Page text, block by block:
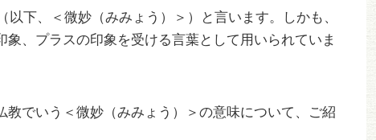
（以下、＜微妙（みみょう）＞）と言います。しかも、
象、プラスの印象を受ける言葉として用いられていま
教でいう＜微妙（みみょう）＞の意味について、ご紹